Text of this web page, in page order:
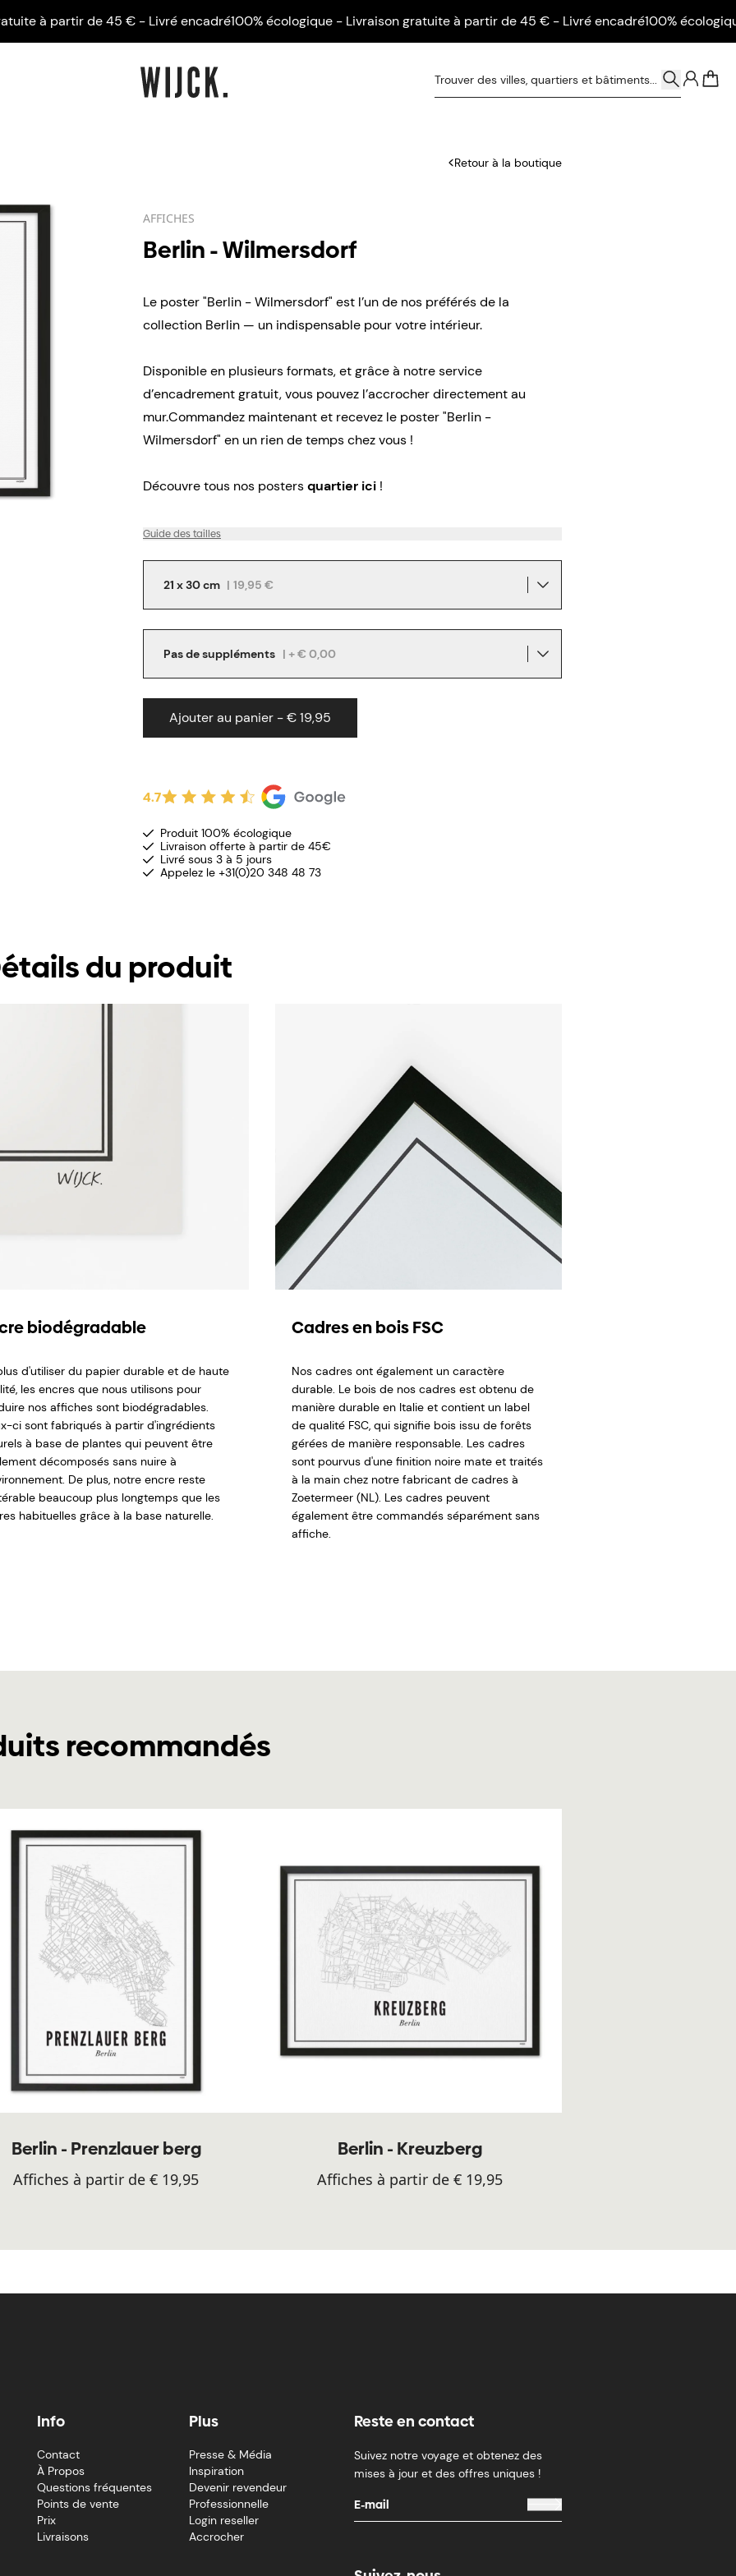
à partir de 45 € - Livré encadré100% écologique - Livraison gratuite à partir de 45 € - Livré encadré100% écologique -
Retour à la boutique
AFFICHES
Berlin - Wilmersdorf
Le poster "Berlin - Wilmersdorf" est l’un de nos préférés de la
collection Berlin — un indispensable pour votre intérieur.
Disponible en plusieurs formats, et grâce à notre service
d’encadrement gratuit, vous pouvez l’accrocher directement au
mur.Commandez maintenant et recevez le poster "Berlin -
Wilmersdorf" en un rien de temps chez vous !
Découvre tous nos postersquartier ici !
Guide des tailles
21 x 30 cm | 19,95 €
Pas de suppléments | + € 0,00
Ajouter au panier - € 19,95
4.7
Produit 100% écologique
Livraison offerte à partir de 45€
Livré sous 3 à 5 jours
Appelez le +31(0)20 348 48 73
du produit
biodégradable
d'utiliser du papier durable et de haute
les encres que nous utilisons pour
nos affiches sont biodégradables.
ci sont fabriqués à partir d'ingrédients
à base de plantes qui peuvent être
décomposés sans nuire à
De plus, notre encre reste
beaucoup plus longtemps que les
habituelles grâce à la base naturelle.
Cadres en bois FSC
Nos cadres ont également un caractère
durable. Le bois de nos cadres est obtenu de
manière durable en Italie et contient un label
de qualité FSC, qui signifie bois issu de forêts
gérées de manière responsable. Les cadres
sont pourvus d'une finition noire mate et traités
à la main chez notre fabricant de cadres à
Zoetermeer (NL). Les cadres peuvent
également être commandés séparément sans
affiche.
recommandés
Berlin - Prenzlauer berg
Affiches à partir de € 19,95
Berlin - Kreuzberg
Affiches à partir de € 19,95
Info
Contact
À Propos
Questions fréquentes
Points de vente
Prix
Livraisons
Plus
Presse & Média
Inspiration
Devenir revendeur
Professionnelle
Login reseller
Accrocher
Reste en contact
Suivez notre voyage et obtenez des
mises à jour et des offres uniques !